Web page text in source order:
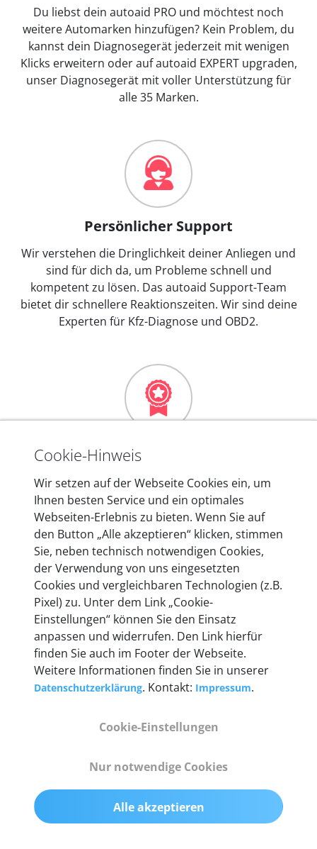
Du liebst dein autoaid PRO und möchtest noch
weitere Automarken hinzufügen? Kein Problem, du
kannst dein Diagnosegerät jederzeit mit wenigen
Klicks erweitern oder auf autoaid EXPERT upgraden,
unser Diagnosegerät mit voller Unterstützung für
alle 35 Marken.
Persönlicher Support
Wir verstehen die Dringlichkeit deiner Anliegen und
sind für dich da, um Probleme schnell und
kompetent zu lösen. Das autoaid Support-Team
bietet dir schnellere Reaktionszeiten. Wir sind deine
Experten für Kfz-Diagnose und OBD2.
Mehr als 10 Jahre Erfahrung
In den Kfz-Diagnosegeräten von autoaid stecken
mehr als 10 Jahre Erfahrung, und auch in Zukunft
entwickeln wir unsere Produkte am Standort in
Berlin laufend weiter. Auf diese Qualität vertrauen
heute mehr als 60.000 Privatkunden und
Unternehmen.
Technische Details &
Lieferumfang
Abmessungen
Gewicht
200 g
Cookie-Hinweis
Wir setzen auf der Webseite Cookies ein, um
Ihnen besten Service und ein optimales
Webseiten-Erlebnis zu bieten. Wenn Sie auf
den Button „Alle akzeptieren“ klicken, stimmen
Sie, neben technisch notwendigen Cookies,
der Verwendung von uns eingesetzten
Cookies und vergleichbaren Technologien (z.B.
Pixel) zu. Unter dem Link „Cookie-
Einstellungen“ können Sie den Einsatz
anpassen und widerrufen. Den Link hierfür
finden Sie auch im Footer der Webseite.
Weitere Informationen finden Sie in unserer
Datenschutzerklärung. Kontakt: Impressum.
Cookie-Einstellungen
Nur notwendige Cookies
Alle akzeptieren